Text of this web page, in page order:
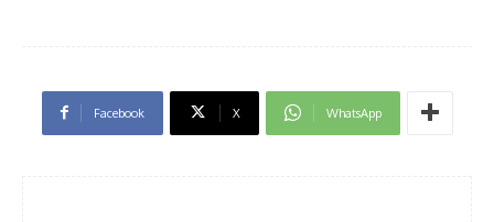
Facebook X WhatsApp